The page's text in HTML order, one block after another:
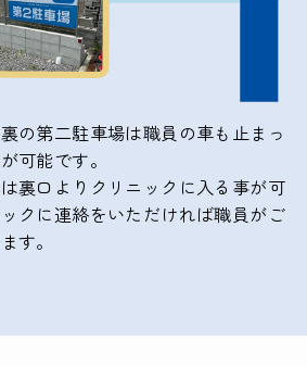
の第二駐車場は職員の車も止まっ
可能です。
裏口よりクリニックに入る事が可
クに連絡をいただければ職員がご
す。